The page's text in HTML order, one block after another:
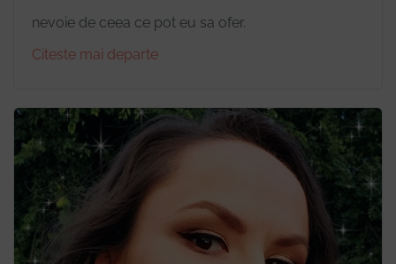
nevoie de ceea ce pot eu sa ofer.
Citeste mai departe